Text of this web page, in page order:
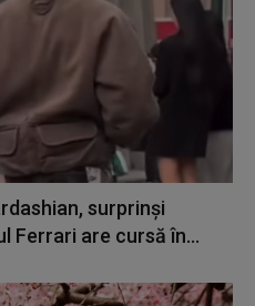
surprinși
Ferrari are cursă în...